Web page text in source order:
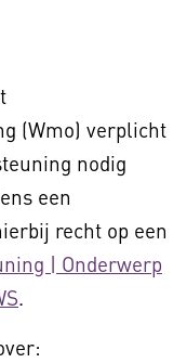
(Wmo) verplicht
nodig
een
recht op een
| Onderwerp
.